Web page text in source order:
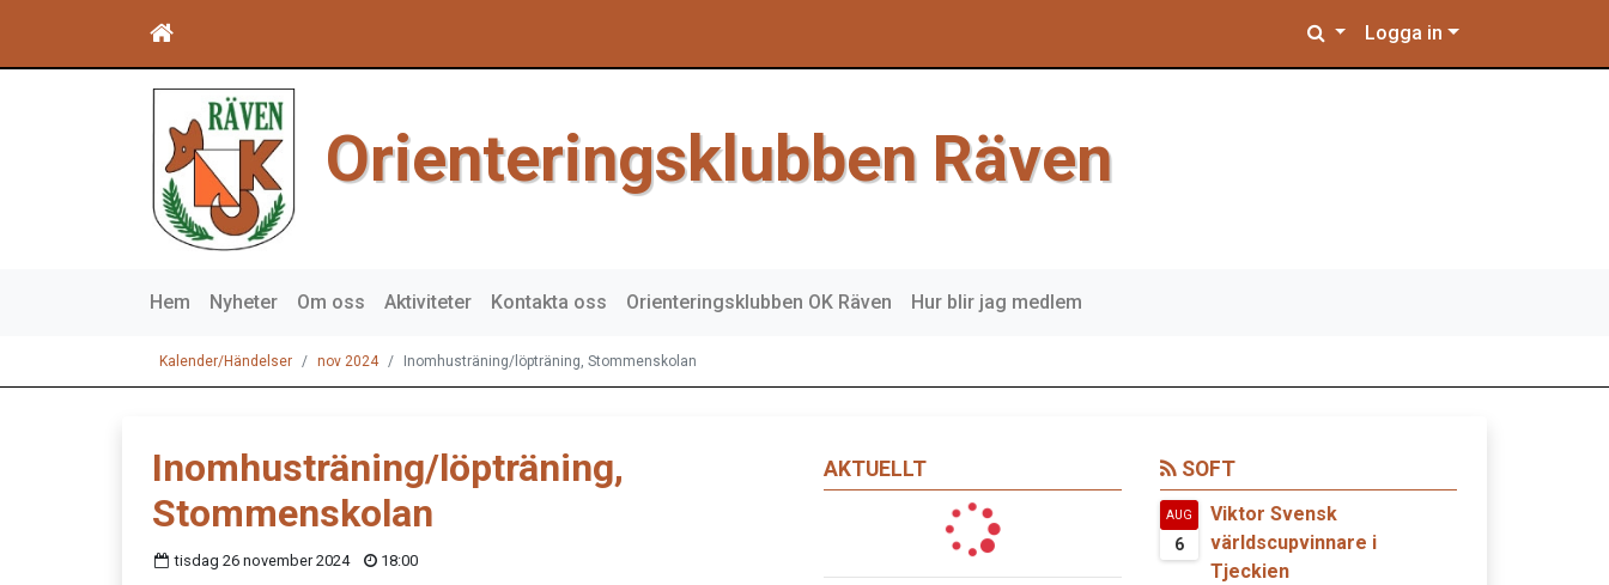
Logga in
Orienteringsklubben Räven
Hem Nyheter Om oss Aktiviteter Kontakta oss Orienteringsklubben OK Räven Hur blir jag medlem
Kalender/Händelser nov 2024 Inomhusträning/löpträning, Stommenskolan
AKTUELLT
Inomhusträning/löpträning,
Stommenskolan
tisdag 26 november 2024 18:00
SOFT
AUG
6
Viktor Svensk
världscupvinnare i
Tjeckien